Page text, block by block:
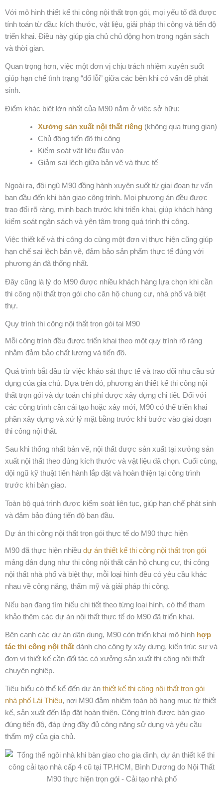
Với mô hình thiết kế thi công nội thất trọn gói, mọi yếu tố đã được
tính toán từ đầu: kích thước, vật liệu, giải pháp thi công và tiến độ
triển khai. Điều này giúp gia chủ chủ động hơn trong ngân sách
và thời gian.
Quan trọng hơn, việc một đơn vị chịu trách nhiệm xuyên suốt
giúp hạn chế tình trạng “đổ lỗi” giữa các bên khi có vấn đề phát
sinh.
Điểm khác biệt lớn nhất của M90 nằm ở việc sở hữu:
Xưởng sản xuất nội thất riêng(không qua trung gian)
Chủ động tiến độ thi công
Kiểm soát vật liệu đầu vào
Giảm sai lệch giữa bản vẽ và thực tế
Ngoài ra, đội ngũ M90 đồng hành xuyên suốt từ giai đoạn tư vấn
ban đầu đến khi bàn giao công trình. Mọi phương án đều được
trao đổi rõ ràng, minh bạch trước khi triển khai, giúp khách hàng
kiểm soát ngân sách và yên tâm trong quá trình thi công.
Việc thiết kế và thi công do cùng một đơn vị thực hiện cũng giúp
hạn chế sai lệch bản vẽ, đảm bảo sản phẩm thực tế đúng với
phương án đã thống nhất.
Đây cũng là lý do M90 được nhiều khách hàng lựa chọn khi cần
thi công nội thất trọn gói cho căn hộ chung cư, nhà phố và biệt
thự.
Quy trình thi công nội thất trọn gói tại M90
Mỗi công trình đều được triển khai theo một quy trình rõ ràng
nhằm đảm bảo chất lượng và tiến độ.
Quá trình bắt đầu từ việc khảo sát thực tế và trao đổi nhu cầu sử
dụng của gia chủ. Dựa trên đó, phương án thiết kế thi công nội
thất trọn gói và dự toán chi phí được xây dựng chi tiết. Đối với
các công trình cần cải tạo hoặc xây mới, M90 có thể triển khai
phần xây dựng và xử lý mặt bằng trước khi bước vào giai đoạn
thi công nội thất.
Sau khi thống nhất bản vẽ, nội thất được sản xuất tại xưởng sản
xuất nội thất theo đúng kích thước và vật liệu đã chọn. Cuối cùng,
đội ngũ kỹ thuật tiến hành lắp đặt và hoàn thiện tại công trình
trước khi bàn giao.
Toàn bộ quá trình được kiểm soát liên tục, giúp hạn chế phát sinh
và đảm bảo đúng tiến độ ban đầu.
Dự án thi công nội thất trọn gói thực tế do M90 thực hiện
M90 đã thực hiện nhiều dự án thiết kế thi công nội thất trọn gói
mảng dân dụng như thi công nội thất căn hộ chung cư, thi công
nội thất nhà phố và biệt thự, mỗi loại hình đều có yêu cầu khác
nhau về công năng, thẩm mỹ và giải pháp thi công.
Nếu bạn đang tìm hiểu chi tiết theo từng loại hình, có thể tham
khảo thêm các dự án nội thất thực tế do M90 đã triển khai.
Bên cạnh các dự án dân dụng, M90 còn triển khai mô hình hợp
tác thi công nội thất dành cho công ty xây dựng, kiến trúc sư và
đơn vị thiết kế cần đối tác có xưởng sản xuất thi công nội thất
chuyên nghiệp.
Tiêu biểu có thể kể đến dự án thiết kế thi công nội thất trọn gói
nhà phố Lái Thiêu, nơi M90 đảm nhiệm toàn bộ hạng mục từ thiết
kế, sản xuất đến lắp đặt hoàn thiện. Công trình được bàn giao
đúng tiến độ, đáp ứng đầy đủ công năng sử dụng và yêu cầu
thẩm mỹ của gia chủ.